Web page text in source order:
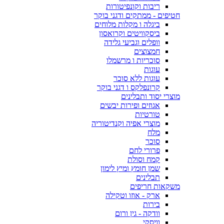
ריבות וקונפיטורות
חטיפים - ממתקים ודגני בוקר
ביגלה ו מקלות מלוחים
ביסקוויטים וקרואסון
וופלים וגביעי גלידה
חמצוצים
סוכריות ו מרשמלו
עוגות
עוגות ללא סוכר
קרונפלקס ו דגני בוקר
מוצרי יסוד ותבלינים
אגוזים ופירות יבשים
טורטיות
מוצרי אפיה וקנדיטוריה
מלח
סוכר
פרורי לחם
קמח וסולת
שמן חומץ ומיץ לימון
תבלינים
משקאות חריפים
ארק - אוזו וטקילה
בירות
וודקה - גין ורום
וויסקי